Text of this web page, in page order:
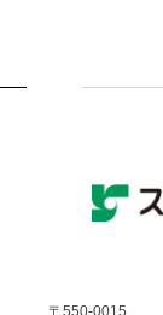
〒550-0015